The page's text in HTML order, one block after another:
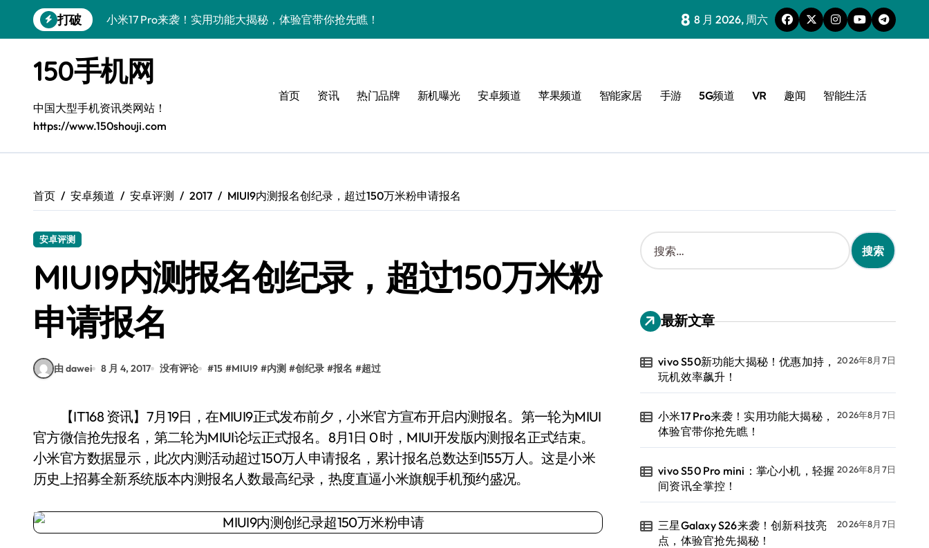
到
打破
小米17 Pro来袭！实用功能大揭秘，体验官带你抢先瞧！
三星Galaxy S26来袭！创新科技亮点，体验官抢先揭秘！
三星Galaxy Z Fold7抢先探秘，手机管家揭秘其惊艳新亮点！
S25 Ultra颜值炸裂！定制主题潮到没朋友
Galaxy S25+闪亮登场，这样美秒变焦点！
S26+颜值暴增！机皇美颜秘籍大公开
vivo S50新功能大揭秘！优惠加持，玩机效率飙升！
8 8 月 2026, 周六
150手机网
中国大型手机资讯类网站！
https://www.150shouji.com
首页 资讯 热门品牌 新机曝光 安卓频道 苹果频道 智能家居 手游 5G频道 VR 趣闻 智能生活
首页 安卓频道 安卓评测 2017 MIUI9内测报名创纪录，超过150万米粉申请报名
安卓评测
MIUI9内测报名创纪录，超过150万米粉
申请报名
由 dawei 8 月 4, 2017 没有评论 #15 #MIUI9 #内测 #创纪录 #报名 #超过
【IT168 资讯】7月19日，在MIUI9正式发布前夕，小米官方宣布开启内测报名。第一轮为MIUI
官方微信抢先报名，第二轮为MIUI论坛正式报名。8月1日 0 时，MIUI开发版内测报名正式结束。
小米官方数据显示，此次内测活动超过150万人申请报名，累计报名总数达到155万人。这是小米
历史上招募全新系统版本内测报名人数最高纪录，热度直逼小米旗舰手机预约盛况。
搜
索
：
最新文章
vivo S50新功能大揭秘！优惠加持，
玩机效率飙升！
2026年8月7日
小米17 Pro来袭！实用功能大揭秘，
体验官带你抢先瞧！
2026年8月7日
vivo S50 Pro mini：掌心小机，轻握
间资讯全掌控！
2026年8月7日
三星Galaxy S26来袭！创新科技亮
点，体验官抢先揭秘！
2026年8月7日